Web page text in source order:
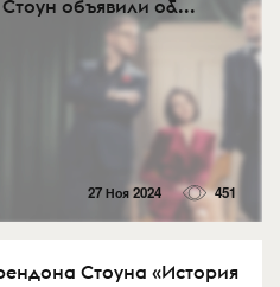
объявили о&...
27 Ноя 2024 451
Стоуна «История